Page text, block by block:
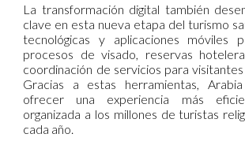
La transformación digital también
clave en esta nueva etapa del turismo
tecnológicas y aplicaciones móviles
procesos de visado, reservas
coordinación de servicios para visitantes
Gracias a estas herramientas,
ofrecer una experiencia más
organizada a los millones de turistas
cada año.